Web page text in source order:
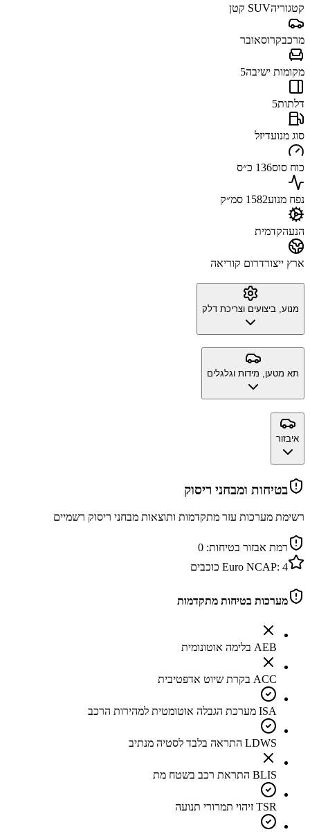
קטגוריהSUV קטן
מרכבקרוסאובר
מקומות ישיבה5
דלתות5
סוג מנועדיזל
כוח סוס136 כ״ס
נפח מנוע1582 סמ״ק
הנעהקדמית
ארץ ייצורדרום קוריאה
מנוע, ביצועים וצריכת דלק
תא מטען, מידות וגלגלים
איבזור
בטיחות ומבחני ריסוק
רשימת מערכות עזר מתקדמות ותוצאות מבחני ריסוק רשמיים
רמת אבזור בטיחות: 0
Euro NCAP: 4 כוכבים
מערכות בטיחות מתקדמות
AEB בלימה אוטונומית
ACC בקרת שיוט אדפטיבית
ISA מערכת הגבלה אוטומטית למהירות הרכב
LDWS התראה בלבד לסטיה מנתיב
BLIS התראת רכב בשטח מת
TSR זיהוי תמרורי תנועה